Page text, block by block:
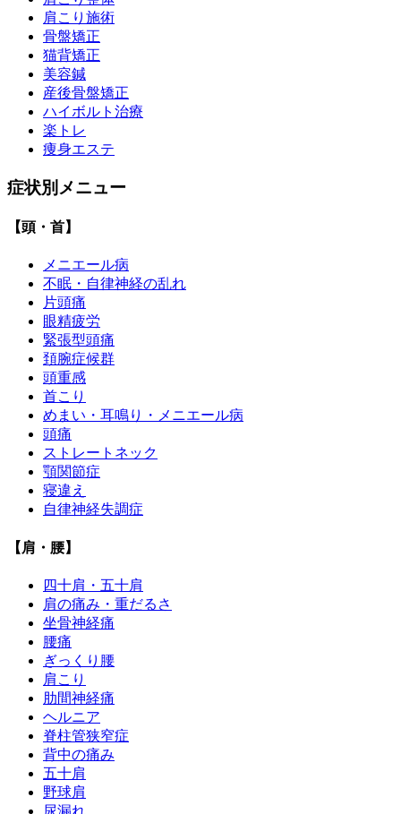
肩こり施術
骨盤矯正
猫背矯正
美容鍼
産後骨盤矯正
ハイボルト治療
楽トレ
痩身エステ
症状別メニュー
【頭・首】
メニエール病
不眠・自律神経の乱れ
片頭痛
眼精疲労
緊張型頭痛
頚腕症候群
頭重感
首こり
めまい・耳鳴り・メニエール病
頭痛
ストレートネック
顎関節症
寝違え
自律神経失調症
【肩・腰】
四十肩・五十肩
肩の痛み・重だるさ
坐骨神経痛
腰痛
ぎっくり腰
肩こり
肋間神経痛
ヘルニア
脊柱管狭窄症
背中の痛み
五十肩
野球肩
尿漏れ